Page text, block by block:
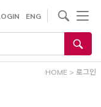
ENG
HOME > 로그인